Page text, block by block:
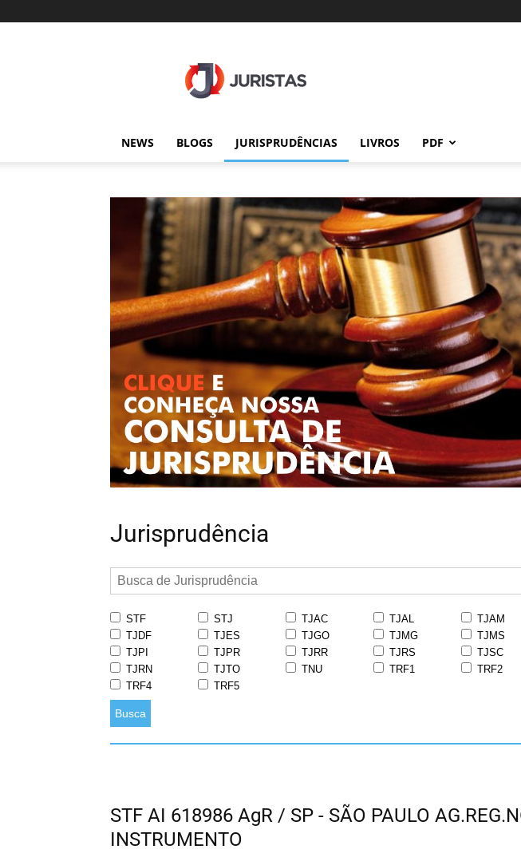
NEWS BLOGS JURISPRUDÊNCIAS LIVROS PDF
Jurisprudência
STF STJ TJAC TJAL TJAM
TJDF
TJES TJGO TJMG TJMS
TJPI
TJPR TJRR TJRS TJSC
TJRN
TJTO TNU TRF1 TRF2
TRF4
TRF5
Busca
STF AI 618986 AgR / SP - SÃO PAULO
INSTRUMENTO